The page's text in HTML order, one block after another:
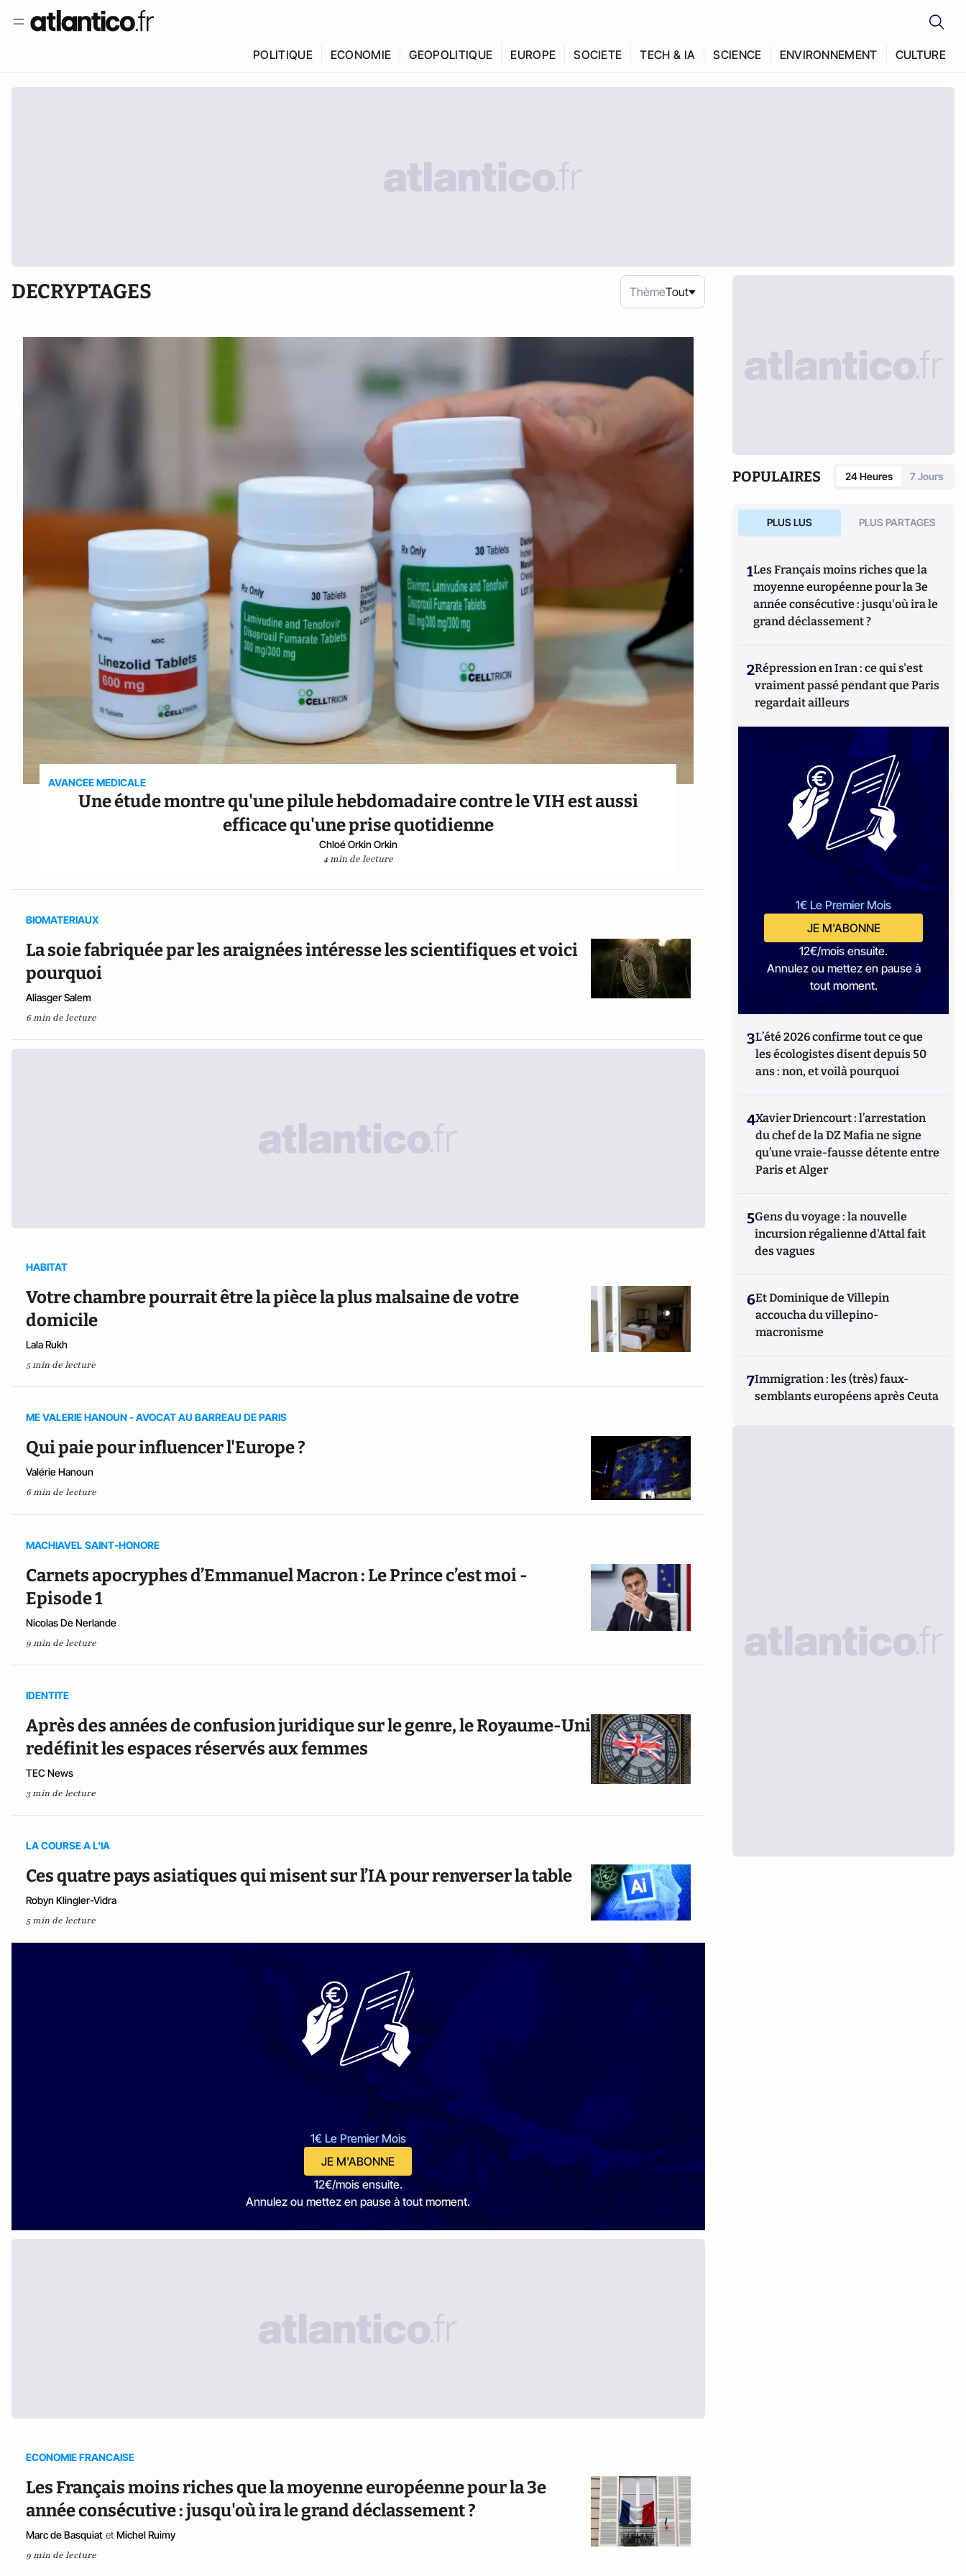
POLITIQUE ECONOMIE GEOPOLITIQUE EUROPE SOCIETE TECH & IA SCIENCE ENVIRONNEMENT CULTURE
DECRYPTAGES ThèmeTout
AVANCEE MEDICALE
Une étude montre qu'une pilule hebdomadaire contre le VIH est aussi
efficace qu'une prise quotidienne
Chloé Orkin Orkin
4 min de lecture
BIOMATERIAUX
La soie fabriquée par les araignées intéresse les scientifiques et voici
pourquoi
Aliasger Salem
6 min de lecture
HABITAT
Votre chambre pourrait être la pièce la plus malsaine de votre
domicile
Lala Rukh
5 min de lecture
ME VALERIE HANOUN - AVOCAT AU BARREAU DE PARIS
Qui paie pour influencer l'Europe ?
Valérie Hanoun
6 min de lecture
MACHIAVEL SAINT-HONORE
Carnets apocryphes d’Emmanuel Macron : Le Prince c’est moi -
Episode 1
Nicolas De Nerlande
9 min de lecture
IDENTITE
Après des années de confusion juridique sur le genre, le Royaume-Uni
redéfinit les espaces réservés aux femmes
TEC News
3 min de lecture
LA COURSE A L'IA
Ces quatre pays asiatiques qui misent sur l’IA pour renverser la table
Robyn Klingler-Vidra
5 min de lecture
1€ Le Premier Mois
JE M'ABONNE
12€/mois ensuite.
Annulez ou mettez en pause à tout moment.
ECONOMIE FRANCAISE
Les Français moins riches que la moyenne européenne pour la 3e
année consécutive : jusqu'où ira le grand déclassement ?
Marc de Basquiat et Michel Ruimy
9 min de lecture
POPULAIRES 24 Heures 7 Jours
PLUS LUS PLUS PARTAGES
1Les Français moins riches que la
moyenne européenne pour la 3e
année consécutive : jusqu'où ira le
grand déclassement ?
2Répression en Iran : ce qui s'est
vraiment passé pendant que Paris
regardait ailleurs
1€ Le Premier Mois
JE M'ABONNE
12€/mois ensuite.
Annulez ou mettez en pause à
tout moment.
3L’été 2026 confirme tout ce que
les écologistes disent depuis 50
ans : non, et voilà pourquoi
4Xavier Driencourt : l’arrestation
du chef de la DZ Mafia ne signe
qu’une vraie-fausse détente entre
Paris et Alger
5Gens du voyage : la nouvelle
incursion régalienne d'Attal fait
des vagues
6Et Dominique de Villepin
accoucha du villepino-
macronisme
7Immigration : les (très) faux-
semblants européens après Ceuta